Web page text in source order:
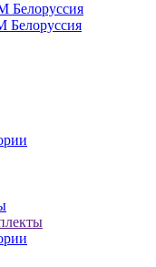
Белоруссия
Белоруссия